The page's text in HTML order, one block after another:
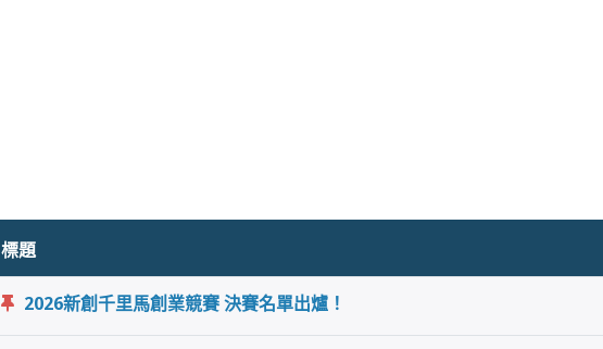
標題
2026新創千里馬創業競賽 決賽名單出爐！